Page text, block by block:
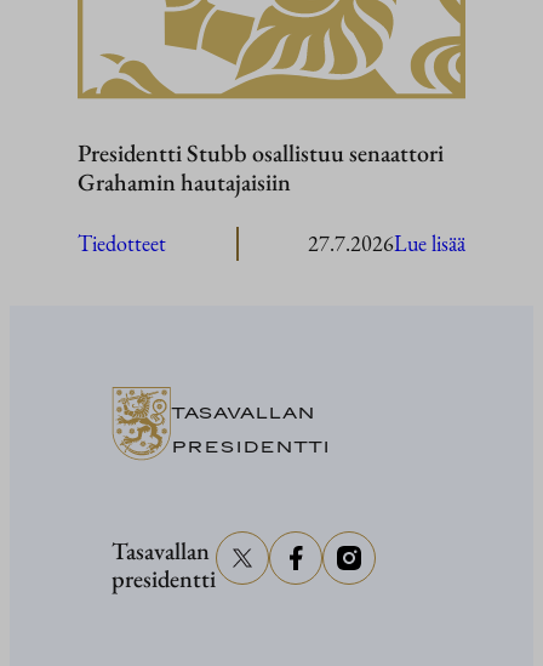
Presidentti Stubb osallistuu senaattori
Grahamin hautajaisiin
Tiedotteet 27.7.2026Lue lisää
TASAVALLAN
PRESIDENTTI
Tasavallan
presidentti